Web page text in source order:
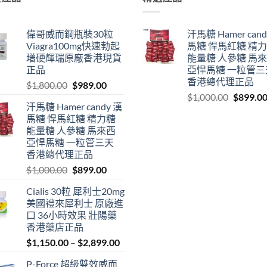
偉哥威而鋼瓶裝30粒
Viagra100mg快速勃起
增硬輝瑞原廠香港現貨
正品
$1,800.00 Original
was:
$1,800.00.
$989.00Current
is:
$989.00.
汗馬糖 Hamer candy 漢
馬糖 悍馬紅糖 精力糖
能量糖 人參糖 馬來西
亞悍馬糖 一粒管三天
香港總代理正品
$1,000.00 Original
was:
$1,000.00.
$899.00Current
is:
$899.00.
Cialis 30粒 犀利士20mg
美國禮來犀利士 原廠進
口 36小時效果 壯陽藥
香港藥店正品
$1,150.00 – $2,899.00Price
P-Force 超級雙效威而
汗馬糖 Hamer
馬糖 悍馬紅糖 精
能量糖 人參糖 馬
亞悍馬糖 一粒管
香港總代理正品
$1,000.00 Original
$899.00